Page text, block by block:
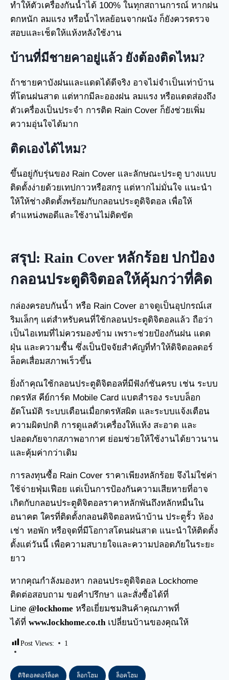
ทำให้ตัวเครื่องกันน้ำได้ 100% ในทุกสถานการณ์ หากฝน
ตกหนัก ลมแรง หรือน้ำไหลย้อนจากผนัง ก็ยังควรตรวจ
สอบและเช็ดให้แห้งหลังใช้งาน
บ้านที่มีชายคาอยู่แล้ว ยังต้องติดไหม?
ถ้าชายคาบังฝนและแดดได้ดีจริง อาจไม่จำเป็นเท่าบ้าน
ที่โดนฝนสาด แต่หากมีละอองฝน ลมแรง หรือแดดส่องถึง
ตัวเครื่องเป็นประจำ การติด Rain Cover ก็ยังช่วยเพิ่ม
ความอุ่นใจได้มาก
ติดเองได้ไหม?
ขึ้นอยู่กับรุ่นของ Rain Cover และลักษณะประตู บางแบบ
ติดตั้งง่ายด้วยเทปกาวหรือสกรู แต่หากไม่มั่นใจ แนะนำ
ให้ให้ช่างติดตั้งพร้อมกับกลอนประตูดิจิตอล เพื่อให้
ตำแหน่งพอดีและใช้งานไม่ติดขัด
สรุป: Rain Cover หลักร้อย ปกป้อง
กลอนประตูดิจิตอลให้คุ้มกว่าที่คิด
กล่องครอบกันน้ำ หรือ Rain Cover อาจดูเป็นอุปกรณ์เส
ริมเล็กๆ แต่สำหรับคนที่ใช้กลอนประตูดิจิตอลแล้ว ถือว่า
เป็นไอเทมที่ไม่ควรมองข้าม เพราะช่วยป้องกันฝน แดด
ฝุ่น และความชื้น ซึ่งเป็นปัจจัยสำคัญที่ทำให้ดิจิตอลดอร์
ล็อคเสื่อมสภาพเร็วขึ้น
ยิ่งถ้าคุณใช้กลอนประตูดิจิตอลที่มีฟังก์ชันครบ เช่น ระบบ
กดรหัส คีย์การ์ด Mobile Card แบตสำรอง ระบบล็อก
อัตโนมัติ ระบบเตือนเมื่อกดรหัสผิด และระบบแจ้งเตือน
ความผิดปกติ การดูแลตัวเครื่องให้แห้ง สะอาด และ
ปลอดภัยจากสภาพอากาศ ย่อมช่วยให้ใช้งานได้ยาวนาน
และคุ้มค่ากว่าเดิม
การลงทุนซื้อ Rain Cover ราคาเพียงหลักร้อย จึงไม่ใช่ค่า
ใช้จ่ายฟุ่มเฟือย แต่เป็นการป้องกันความเสียหายที่อาจ
เกิดกับกลอนประตูดิจิตอลราคาหลักพันถึงหลักหมื่นใน
อนาคต ใครที่ติดตั้งกลอนดิจิตอลหน้าบ้าน ประตูรั้ว ห้อง
เช่า หอพัก หรือจุดที่มีโอกาสโดนฝนสาด แนะนำให้ติดตั้ง
ตั้งแต่วันนี้ เพื่อความสบายใจและความปลอดภัยในระยะ
ยาว
หากคุณกำลังมองหา กลอนประตูดิจิตอล Lockhome
ติดต่อสอบถาม ขอคำปรึกษา และสั่งซื้อได้ที่
Line @lockhome หรือเยี่ยมชมสินค้าคุณภาพที่
ได้ที่ www.lockhome.co.thเปลี่ยนบ้านของคุณให้
Post Views: 1
ดิจิตอลดอร์ล็อค ล็อกโฮม ล็อคโฮม